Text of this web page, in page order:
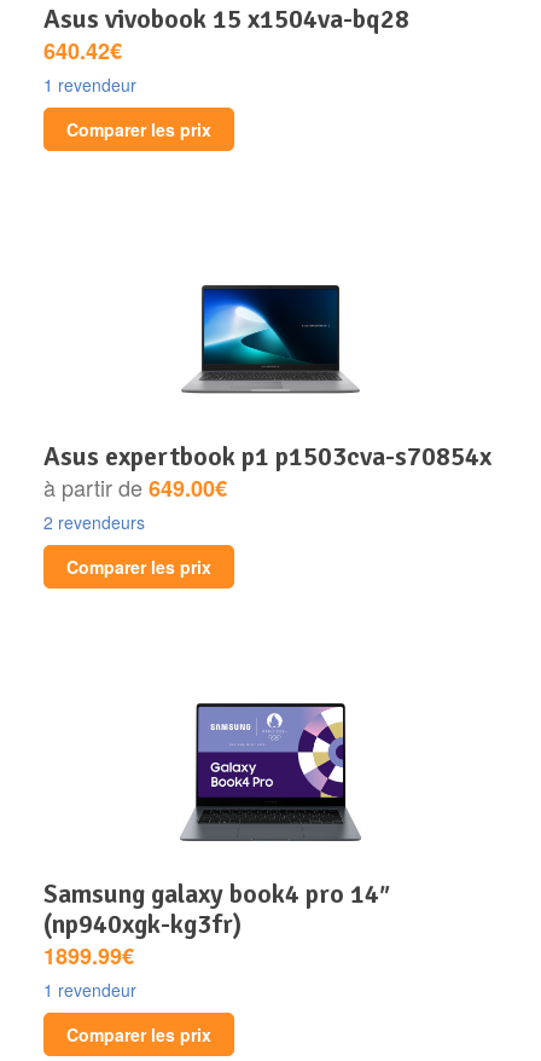
asus vivobook 15 x1504va-bq28
640.42€
1 revendeur
Comparer les prix
asus expertbook p1 p1503cva-s70854x
à partir de649.00€
2 revendeurs
Comparer les prix
samsung galaxy book4 pro 14″
(np940xgk-kg3fr)
1899.99€
1 revendeur
Comparer les prix